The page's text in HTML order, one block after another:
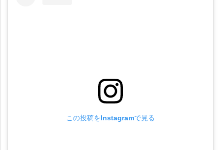
この投稿をInstagramで見る